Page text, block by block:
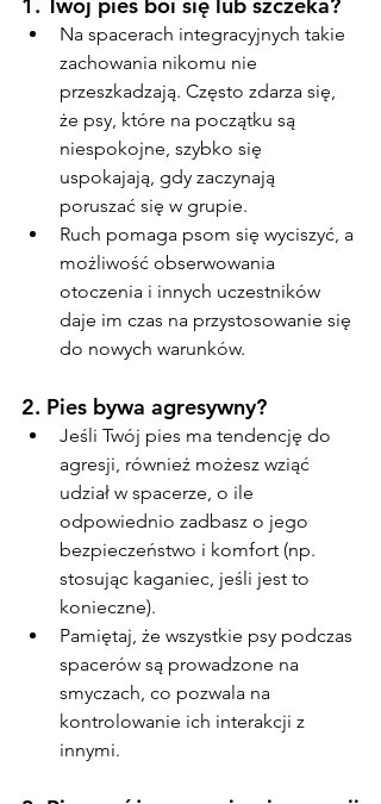
1. Twój pies boi się lub szczeka?
Na spacerach integracyjnych takie
zachowania nikomu nie
przeszkadzają. Często zdarza się,
że psy, które na początku są
niespokojne, szybko się
uspokajają, gdy zaczynają
poruszać się w grupie.
Ruch pomaga psom się wyciszyć, a
możliwość obserwowania
otoczenia i innych uczestników
daje im czas na przystosowanie się
do nowych warunków.
2. Pies bywa agresywny?
Jeśli Twój pies ma tendencję do
agresji, również możesz wziąć
udział w spacerze, o ile
odpowiednio zadbasz o jego
bezpieczeństwo i komfort (np.
stosując kaganiec, jeśli jest to
konieczne).
Pamiętaj, że wszystkie psy podczas
spacerów są prowadzone na
smyczach, co pozwala na
kontrolowanie ich interakcji z
innymi.